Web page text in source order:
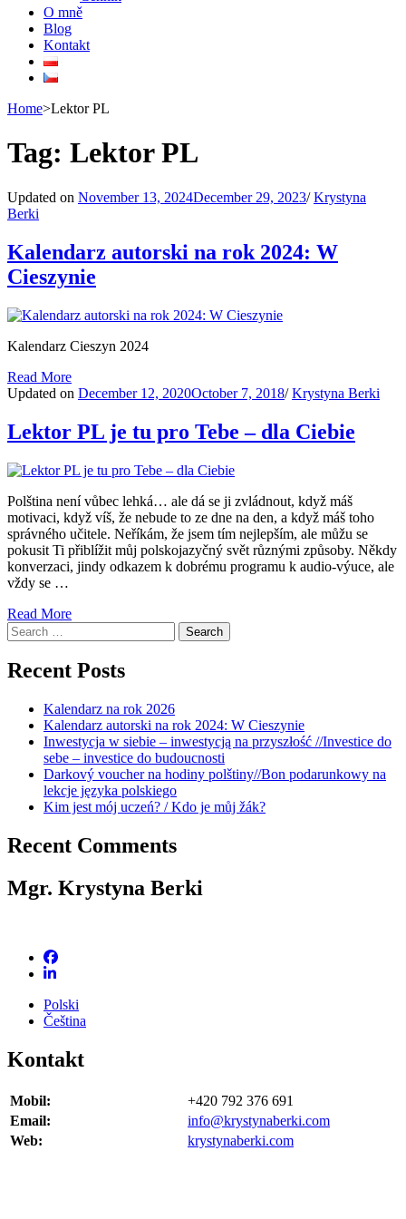
O mně
Blog
Kontakt
Home>Lektor PL
Tag: Lektor PL
Updated on November 13, 2024December 29, 2023/ Krystyna
Berki
Kalendarz autorski na rok 2024: W
Cieszynie
Kalendarz Cieszyn 2024
Read More
Updated on December 12, 2020October 7, 2018/ Krystyna Berki
Lektor PL je tu pro Tebe – dla Ciebie
Polština není vůbec lehká… ale dá se ji zvládnout, když máš
motivaci, když víš, že nebude to ze dne na den, a když máš toho
správného učitele. Neříkám, že jsem tím nejlepším, ale můžu se
pokusit Ti přiblížit můj polskojazyčný svět různými způsoby. Někdy
konverzaci, jindy odkazem k dobrému programu k audio-výuce, ale
vždy se …
Read More
Search
for:
Recent Posts
Kalendarz na rok 2026
Kalendarz autorski na rok 2024: W Cieszynie
Inwestycja w siebie – inwestycją na przyszłość //Investice do
sebe – investice do budoucnosti
Darkový voucher na hodiny polštiny//Bon podarunkowy na
lekcje języka polskiego
Kim jest mój uczeń? / Kdo je můj žák?
Recent Comments
Mgr. Krystyna Berki
Polski
Čeština
Kontakt
Mobil:
+420 792 376 691
Email:
info@krystynaberki.com
Web:
krystynaberki.com